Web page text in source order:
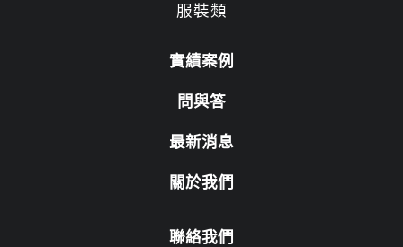
服裝類
實績案例
問與答
最新消息
關於我們
聯絡我們